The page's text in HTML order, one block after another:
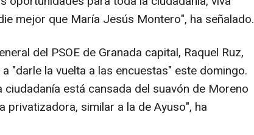
mejor que María Jesús Montero", ha señalado.
del PSOE de Granada capital, Raquel Ruz,
"darle la vuelta a las encuestas" este domingo.
está cansada del suavón de Moreno
privatizadora, similar a la de Ayuso", ha